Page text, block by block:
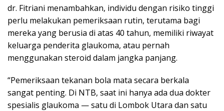
dr. Fitriani menambahkan, individu dengan risiko tinggi
perlu melakukan pemeriksaan rutin, terutama bagi
mereka yang berusia di atas 40 tahun, memiliki riwayat
keluarga penderita glaukoma, atau pernah
menggunakan steroid dalam jangka panjang.
“Pemeriksaan tekanan bola mata secara berkala
sangat penting. Di NTB, saat ini hanya ada dua dokter
spesialis glaukoma — satu di Lombok Utara dan satu